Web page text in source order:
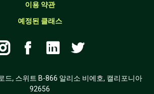
이용 약관
예정된 클래스
  
드, 스위트 B-866 알리소 비에호, 캘리포니아
92656